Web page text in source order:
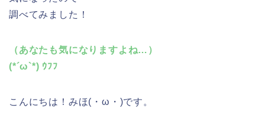
調べてみました！
（あなたも気になりますよね…）
(*´ω`*) ｳﾌﾌ
こんにちは！みほ(・ω・)です。